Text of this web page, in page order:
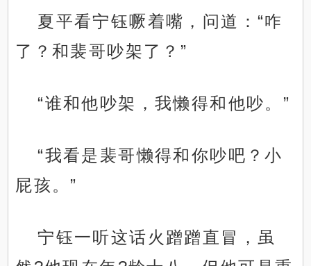
夏平看宁钰噘着嘴，问道：“咋
了？和裴哥吵架了？”
“谁和他吵架，我懒得和他吵。”
“我看是裴哥懒得和你吵吧？小
屁孩。”
宁钰一听这话火蹭蹭直冒，虽